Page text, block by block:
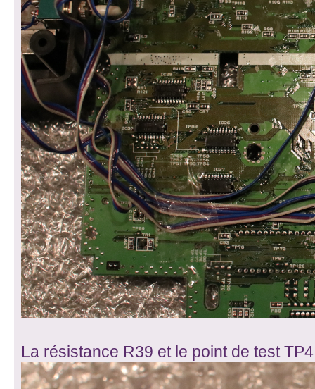
La résistance R39 et le point de test